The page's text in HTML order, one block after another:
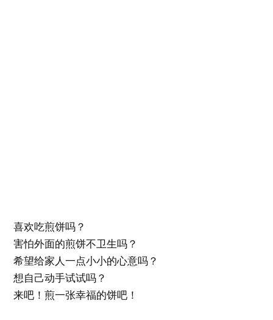
喜欢吃煎饼吗？
害怕外面的煎饼不卫生吗？
希望给家人一点小小的心意吗？
想自己动手试试吗？
来吧！煎一张幸福的饼吧！